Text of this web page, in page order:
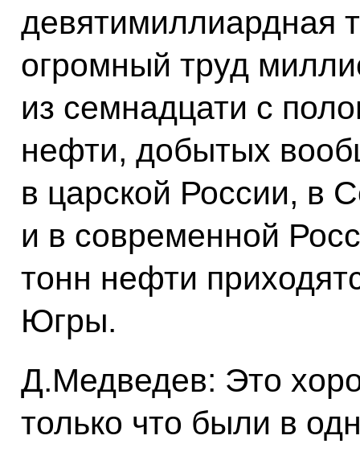
девятимиллиардная
огромный труд
из семнадцати с
нефти, добытых
в царской России, в
и в современной
тонн нефти
Югры.
Д.Медведев: Это
только что были в